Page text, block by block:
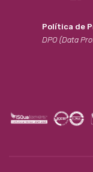
Política de
DPO (Data